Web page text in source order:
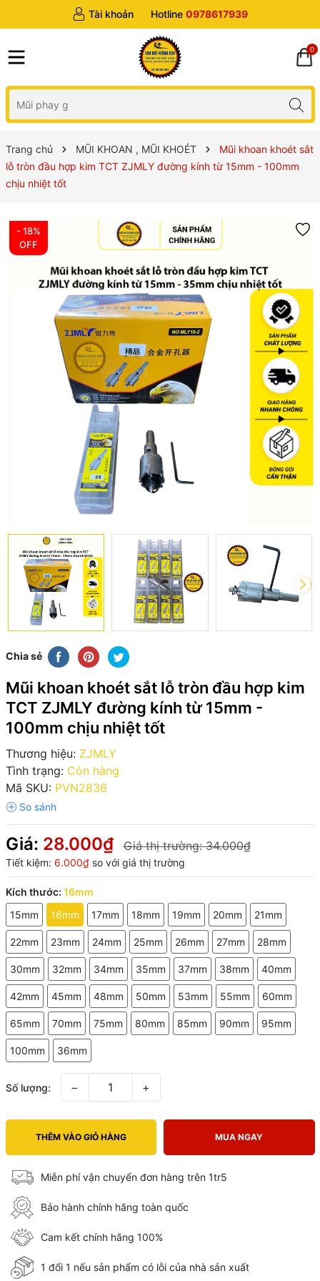
Tài khoản Hotline 0978617939
0
Trang chủ MŨI KHOAN , MŨI KHOÉT
Mũi khoan khoét sắt
lỗ tròn đầu hợp kim TCT ZJMLY đường kính từ 15mm - 100mm
chịu nhiệt tốt
- 18%
OFF
Chia sẻ
Mũi khoan khoét sắt lỗ tròn đầu hợp kim
TCT ZJMLY đường kính từ 15mm -
100mm chịu nhiệt tốt
Thương hiệu: ZJMLY
Tình trạng: Còn hàng
Mã SKU: PVN2836
Giá: 28.000₫ Giá thị trường:34.000₫
Tiết kiệm: 6.000₫so với giá thị trường
Kích thước: 16mm
15mm
16mm 17mm 18mm 19mm 20mm 21mm
22mm 23mm 24mm 25mm 26mm 27mm 28mm
30mm 32mm 34mm 35mm 37mm 38mm 40mm
42mm 45mm 48mm 50mm 53mm 55mm 60mm
65mm 70mm 75mm 80mm 85mm 90mm 95mm
100mm 36mm
Số lượng: − +
THÊM VÀO GIỎ HÀNG MUA NGAY
Miễn phí vận chuyển đơn hàng trên 1tr5
Bảo hành chính hãng toàn quốc
Cam kết chính hãng 100%
1 đổi 1 nếu sản phẩm có lỗi của nhà sản xuất